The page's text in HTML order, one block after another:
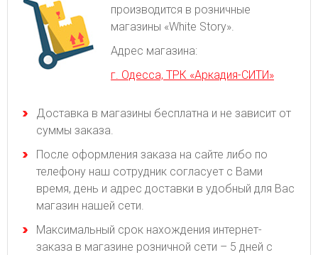
производится в розничные
магазины «White Story».
Адрес магазина:
г. Одесса, ТРК «Аркадия-СИТИ»
Доставка в магазины бесплатна и не зависит от
суммы заказа.
После оформления заказа на сайте либо по
телефону наш сотрудник согласует с Вами
время, день и адрес доставки в удобный для Вас
магазин нашей сети.
Максимальный срок нахождения интернет-
заказа в магазине розничной сети – 5 дней с